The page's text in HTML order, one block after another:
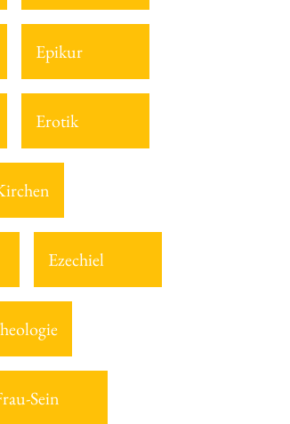
Epikur
Erotik
Ezechiel
Sein